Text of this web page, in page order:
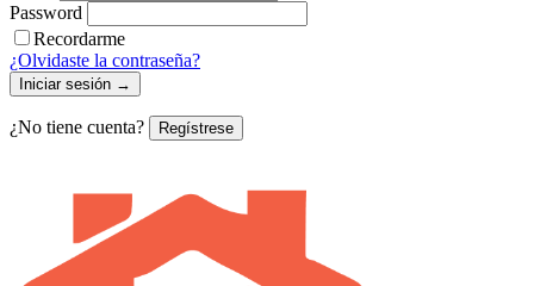
Password
Recordarme
¿Olvidaste la contraseña?
Iniciar sesión →
¿No tiene cuenta? Regístrese